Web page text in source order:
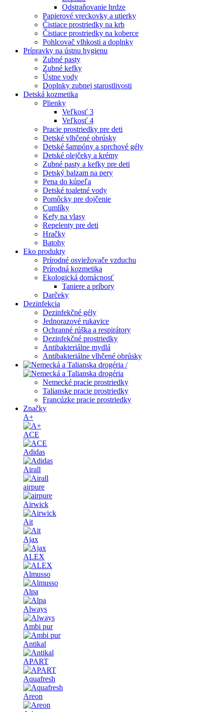
Odstraňovanie hrdze
Papierové vreckovky a utierky
Čistiace prostriedky na krb
Čistiace prostriedky na koberce
Pohlcovač vlhkosti a doplnky
Prípravky na ústnu hygienu
Zubné pasty
Zubné kefky
Ústne vody
Doplnky zubnej starostlivosti
Detská kozmetika
Plienky
Veľkosť 3
Veľkosť 4
Pracie prostriedky pre deti
Detské vlhčené obrúsky
Detské šampóny a sprchové gély
Detské olejčeky a krémy
Zubné pasty a kefky pre deti
Detský balzam na pery
Pena do kúpeľa
Detské toaletné vody
Pomôcky pre dojčenie
Cumlíky
Kefy na vlasy
Repelenty pre deti
Hračky
Batohy
Eko produkty
Prírodné osviežovače vzduchu
Prírodná kozmetika
Ekologická domácnosť
Taniere a príbory
Darčeky
Dezinfekcia
Dezinfekčné gély
Jednorazové rukavice
Ochranné rúška a respirátory
Dezinfekčné prostriedky
Antibakteriálne mydlá
Antibakteriálne vlhčené obrúsky
/
Nemecké pracie prostriedky
Talianske pracie prostriedky
Francúzke pracie prostriedky
Značky
A+
ACE
Adidas
Airall
airpure
Airwick
Ait
Ajax
ALEX
Almusso
Alpa
Always
Ambi pur
Antikal
APART
Aquafresh
Areon